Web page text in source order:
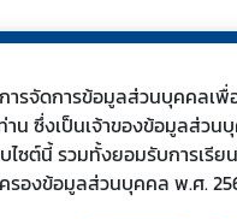
ารจัดการข้อมูลส่วนบุคคลเ
ซึ่งเป็นเจ้าของข้อมูลส่วนบุ
ซต์นี้ รวมทั้งยอมรับการเรีย
งข้อมูลส่วนบุคคล พ.ศ.